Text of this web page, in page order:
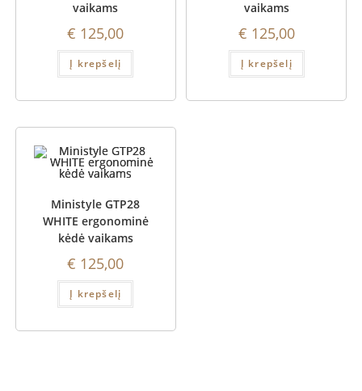
vaikams
€ 125,00
Į krepšelį
vaikams
€ 125,00
Į krepšelį
Ministyle GTP28
WHITE ergonominė
kėdė vaikams
€ 125,00
Į krepšelį